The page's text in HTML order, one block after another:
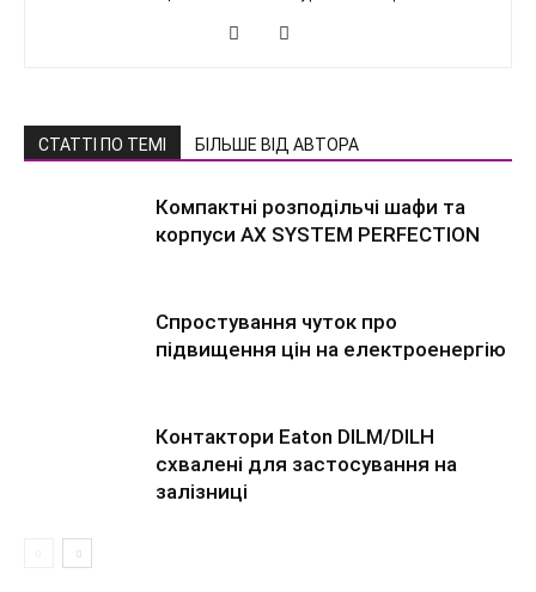
СТАТТІ ПО ТЕМІ БІЛЬШЕ ВІД АВТОРА
Компактні розподільчі шафи та
корпуси AX SYSTEM PERFECTION
Спростування чуток про
підвищення цін на електроенергію
Контактори Eaton DILM/DILH
схвалені для застосування на
залізниці